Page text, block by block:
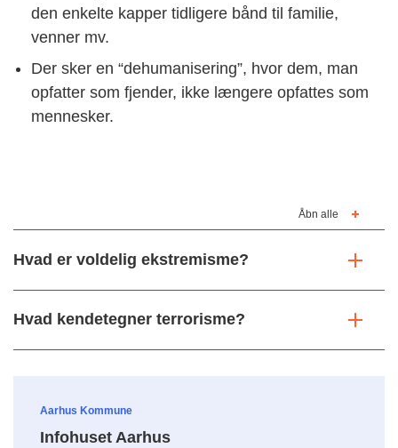
den enkelte kapper tidligere bånd til familie,
venner mv.
Der sker en “dehumanisering”, hvor dem, man
opfatter som fjender, ikke længere opfattes som
mennesker.
Åbn alle
Hvad er voldelig ekstremisme?
Hvad kendetegner terrorisme?
Aarhus Kommune
Infohuset Aarhus